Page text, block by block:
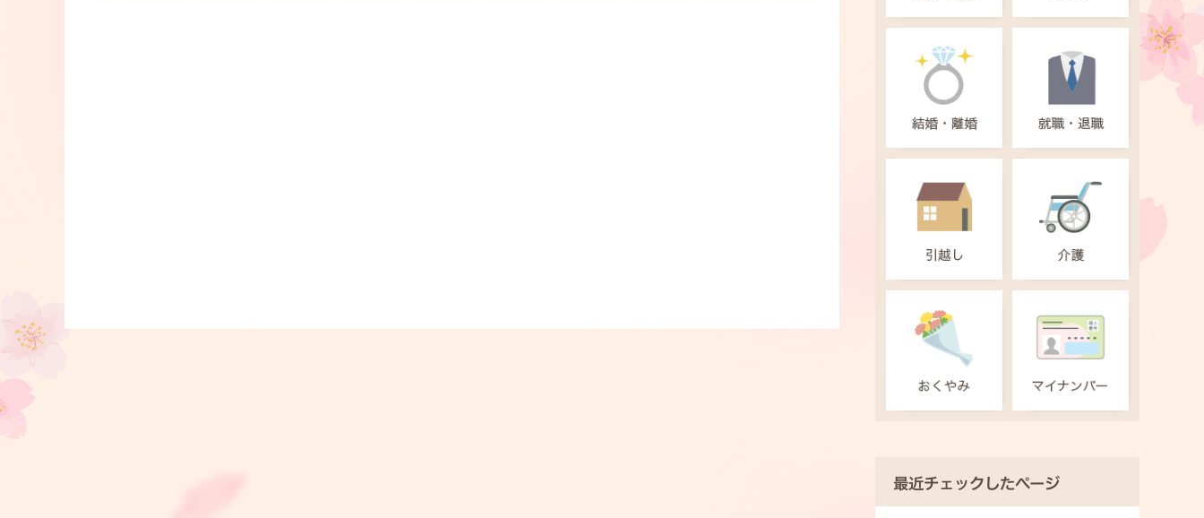
最近チェックしたページ